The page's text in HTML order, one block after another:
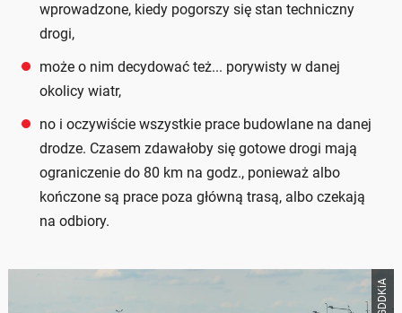
wprowadzone, kiedy pogorszy się stan techniczny
drogi,
może o nim decydować też... porywisty w danej
okolicy wiatr,
no i oczywiście wszystkie prace budowlane na danej
drodze. Czasem zdawałoby się gotowe drogi mają
ograniczenie do 80 km na godz., ponieważ albo
kończone są prace poza główną trasą, albo czekają
na odbiory.
GDDKiA